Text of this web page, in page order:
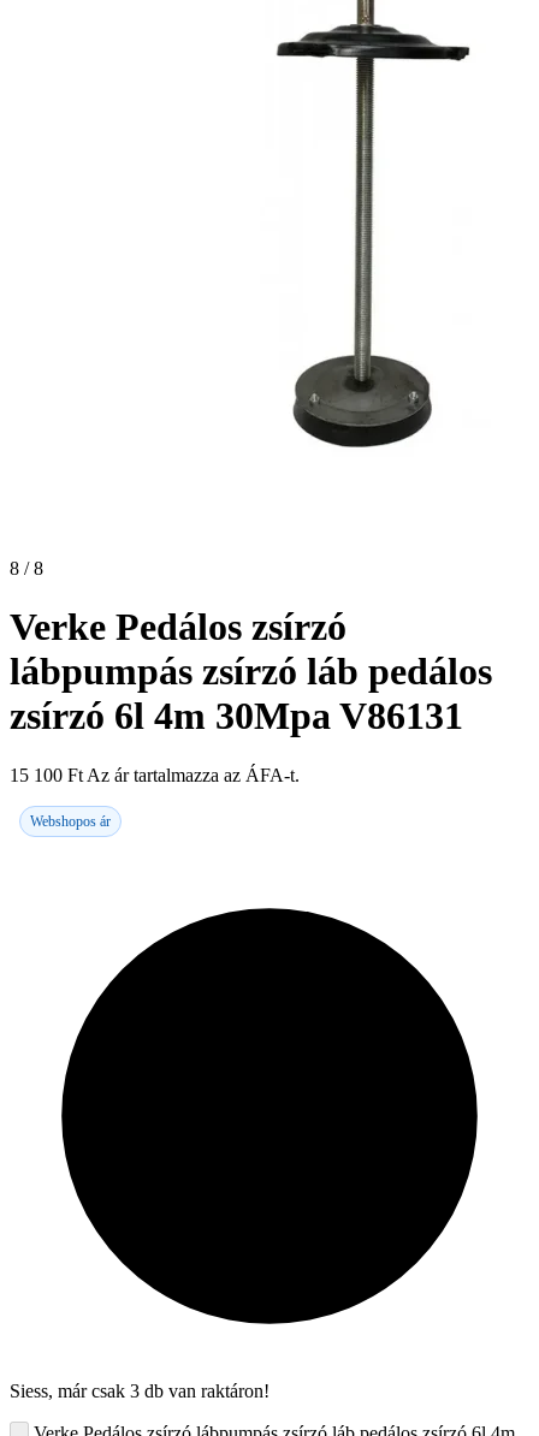
8 / 8
Verke Pedálos zsírzó
lábpumpás zsírzó láb pedálos
zsírzó 6l 4m 30Mpa V86131
15 100 Ft Az ár tartalmazza az ÁFA-t.
Webshopos ár
Siess, már csak 3 db van raktáron!